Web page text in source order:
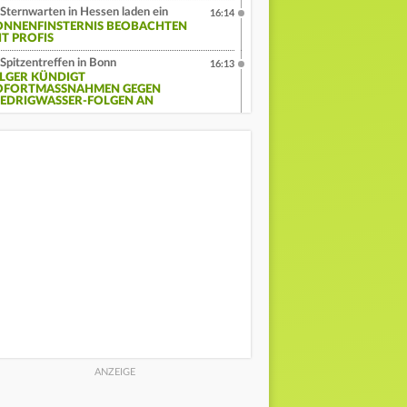
Sternwarten in Hessen laden ein
BEOBACHTEN
PROFIS
16:14
Spitzentreffen in Bonn
KÜNDIGT
GEGEN N
FOLGEN AN
16:13